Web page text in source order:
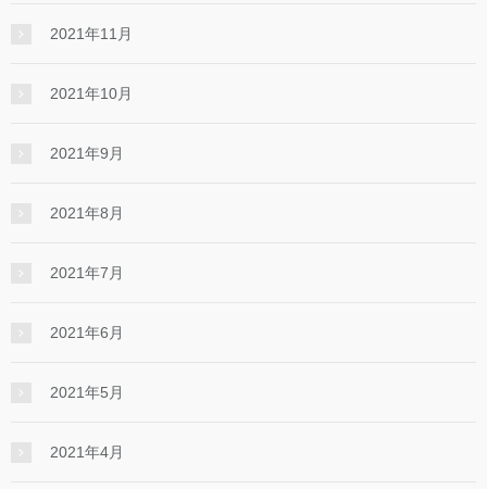
2021年11月
2021年10月
2021年9月
2021年8月
2021年7月
2021年6月
2021年5月
2021年4月